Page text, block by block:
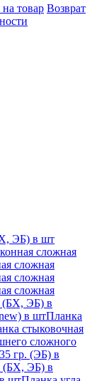
товар Возврат
ЭБ) в шт
сложная
сложная
сложная
сложная
(БХ, ЭБ) в
в штПланка
стыковочная
сложного
гр. (ЭБ) в
(БХ, ЭБ) в